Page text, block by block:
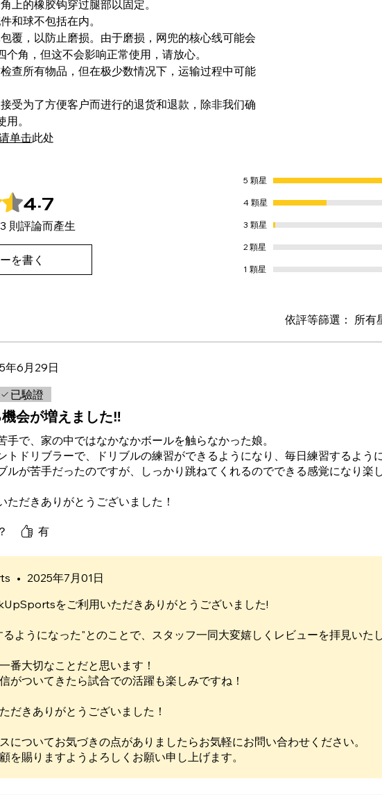
上的橡胶钩穿过腿部以固定。
和球不包括在内。
覆，以防止磨损。由于磨损，网兜的核心线可能会
个角，但这不会影响正常使用，请放心。
查所有物品，但在极少数情况下，运输过程中可能
受为了方便客户而进行的退货和退款，除非我们确
。
单击此处
5 顆星）。
4.7
則評論而產生
を書く
5 顆星
4 顆星
3 顆星
2 顆星
1 顆星
依評等篩選： 所有
年6月29日
5 顆星）。
已驗證
会が増えました‼︎
手で、家の中ではなかなかボールを触らなかった娘。
トドリブラーで、ドリブルの練習ができるようになり、毎日練習するよう
ルが苦手だったのですが、しっかり跳ねてくれるのでできる感覚になり楽
ただきありがとうございました！
有
• 2025年7月01日
をご利用いただきありがとうございました!
るようになった"とのことで、スタッフ一同大変嬉しくレビューを拝見いた
番大切なことだと思います！
がついてきたら試合での活躍も楽しみですね！
だきありがとうございました！
についてお気づきの点がありましたらお気軽にお問い合わせください。
を賜りますようよろしくお願い申し上げます。